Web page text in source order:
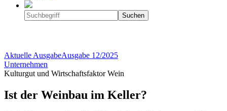
Aktuelle AusgabeAusgabe 12/2025
Unternehmen
Kulturgut und Wirtschaftsfaktor Wein
Ist der Weinbau im Keller?